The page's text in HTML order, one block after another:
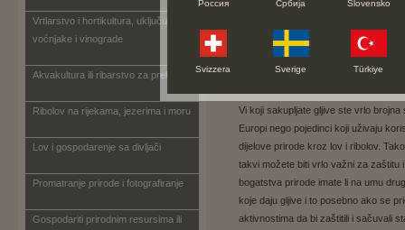
Россия Србија Slovensko
Svizzera Sverige Türkiye
Vrtlarstvo i hortikultura, uključujući
voćnjake i vinograde
Akvakultura ili ribarstvo za prehranu
Ribolov na rijekama, jezerima i moru
Lov i gospodarenje sa divljači
Promatranje prirode i fotografiranje
Gospodariti prirodnim resursima ili
u čemu uživamo na način da
nutrijente kako bi biljke lakše rasle a
se koriste u proizvodnji kruha i
Vi koji sakupljate gljive ste vrlo brojna
Europi nego pojedinci koji uživaju
dijelove prirode kroz lov i ribolov.
takvi možete biti vrlo važni za zaštitu
bogatstva prirode imate li na umu
koje daju gljive i to posebno ako se
aktivnostima da bi zaštitili i sačuvali